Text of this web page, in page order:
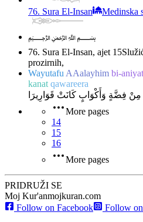
76. Sura El-Insan Medinska
﷽
76. Sura El-Insan, ajet 15
prozirnih,
Wayutafu AAalayhim bi-
kanat qawareera
مِنْ فِضَّةٍ وَأَكْوَابٍ كَانَتْ قَوَارِيرَا
More pages
14
15
16
More pages
PRIDRUŽI SE
Moj Kur'anmojkuran.com
Follow on Facebook
Follow